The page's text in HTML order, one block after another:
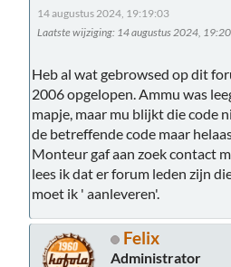
14 augustus 2024, 19:19:03
Laatste wijziging: 14 augustus 2024,
Heb al wat gebrowsed op dit
2006 opgelopen. Ammu was
mapje, maar mu blijkt die code
de betreffende code maar
Monteur gaf aan zoek contact
lees ik dat er forum leden zijn
moet ik ' aanleveren'.
Felix
Administrator